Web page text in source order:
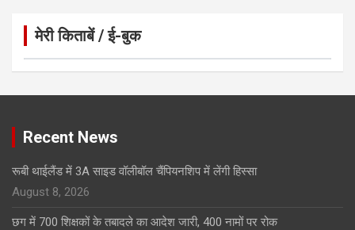
मेरी किताबें / ई-बुक
Click to Open Page
Recent News
रूबी थाईलैंड में 3A साइड वॉलीबॉल चैंपियनशिप में लेंगी हिस्सा
August 8, 2026
छग में 700 शिक्षकों के तबादले का आदेश जारी, 400 नामों पर रोक